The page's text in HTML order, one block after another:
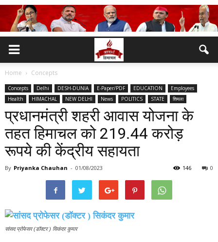
Home Concepts
Concepts Delhi DESH-DUNIA E-Paper/PDF EDUCATION
Employees
Health
HIMACHAL NEW DELHI News POLITICS STATE शिमला
प्रधानमंत्री शहरी आवास योजना के
तहत हिमाचल को 219.44 करोड़
रूपये की केंद्रीय सहायता
By Priyanka Chauhan - 01/08/2023 0
146
सांसद प्रोफेसर (डॉक्टर ) सिकंदर कुमार